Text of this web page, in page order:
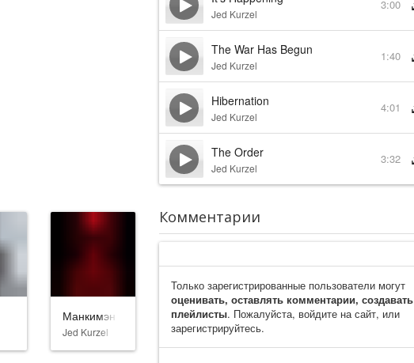
Манкимэн
Jed Kurzel
Jed Kurzel
3:00
The War Has Begun
Jed Kurzel
1:40
Hibernation
Jed Kurzel
4:01
The Order
Jed Kurzel
3:32
Комментарии
Только зарегистрированные пользователи могут
оценивать, оставлять комментарии, создавать
плейлисты. Пожалуйста, войдите на сайт, или
зарегистрируйтесь.